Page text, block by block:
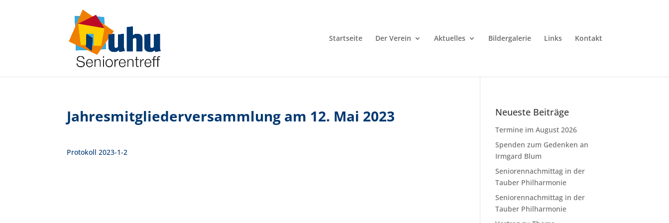
Startseite Der Verein Aktuelles Bildergalerie Links Kontakt
Jahresmitgliederversammlung am 12. Mai 2023
Protokoll 2023-1-2
Neueste Beiträge
Termine im August 2026
Spenden zum Gedenken an
Irmgard Blum
Seniorennachmittag in der
Tauber Philharmonie
Seniorennachmittag in der
Tauber Philharmonie